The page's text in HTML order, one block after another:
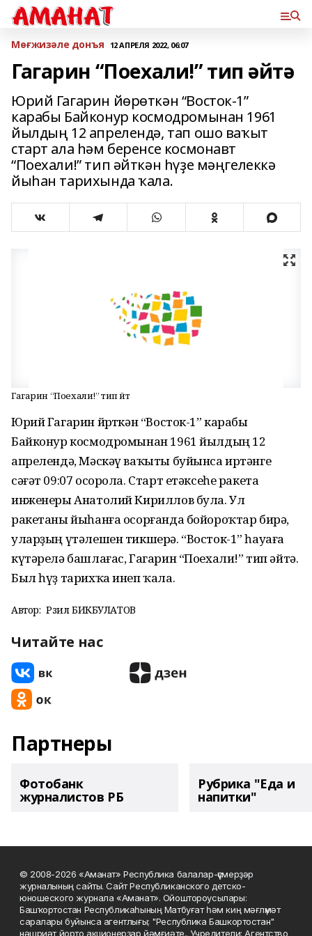
Мөғжизәле донъя 12 АПРЕЛЯ 2022, 06:07
Гагарин “Поехали!” тип әйтә
Юрий Гагарин йөрөткән “Восток-1”
карабы Байконур космодромынан 1961
йылдың 12 апрелендә, тап ошо ваҡыт
старт ала һәм беренсе космонавт
“Поехали!” тип әйткән һүҙе мәңгелеккә
йыһан тарихында ҡала.
Гагарин “Поехали!” тип әйтә
Юрий Гагарин йөрөткән “Восток-1” карабы
Байконур космодромынан 1961 йылдың 12
апрелендә, Мәскәү ваҡыты буйынса иртәнге
сәғәт 09:07 осорола. Старт етәксеһе ракета
инженеры Анатолий Кириллов була. Ул
ракетаны йыһанға осорғанда бойороҡтар бирә,
уларҙың үтәлешен тикшерә. “Восток-1” һауаға
күтәрелә башлағас, Гагарин “Поехали!” тип әйтә.
Был һүҙ тарихҡа инеп ҡала.
Автор: Рәзил БИКБУЛАТОВ
Читайте нас
Партнеры
Фотобанк
журналистов РБ
Рубрика "Еда и
напитки"
© 2008-2026 «Аманат» Республика балалар-үҫмерҙәр
журналының сайты. Сайт Республиканского детско-
юношеского журнала «Аманат». Ойоштороусылары:
Башҡортостан Республикаһының Матбуғат һәм киң мәғлүмәт
саралары буйынса агентлығы; "Республика Башкортостан"
нәшриәт йорто акционерҙар йәмғиәте.. Учредители: Агентство